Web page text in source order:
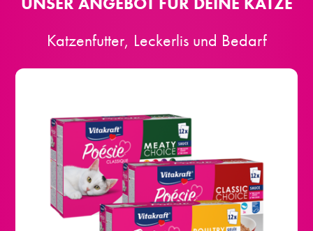
Katzenfutter, Leckerlis und Bedarf